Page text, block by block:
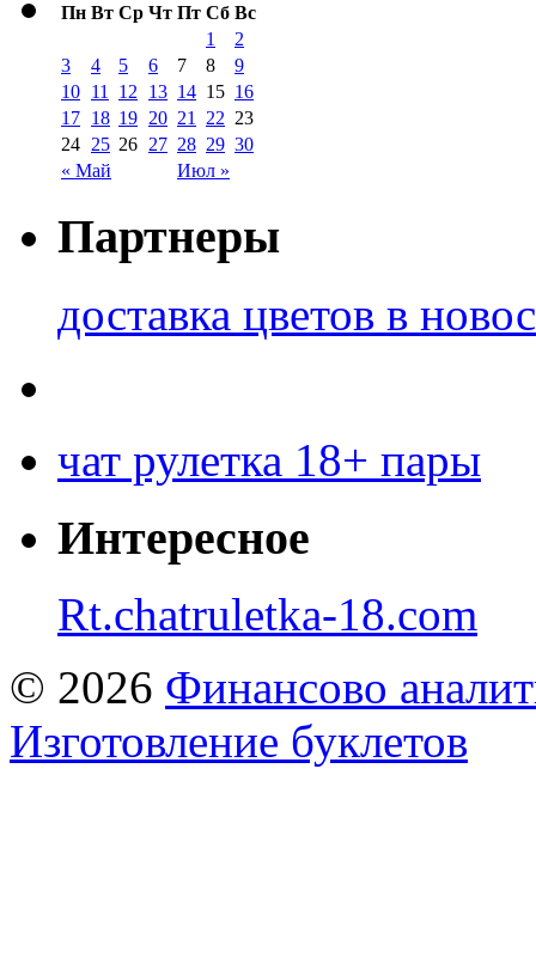
Пн Вт Ср Чт Пт Сб Вс
« Май Июл »
1
2
3
4 5 6 7 8
9
10 11 12 13 14 15 16
17 18 19 20 21 22 23
24 25 26 27 28 29 30
Партнеры
доставка цветов в
чат рулетка 18+ пары
Интересное
Rt.chatruletka-18.com
© 2026 Финансово
Изготовление буклетов